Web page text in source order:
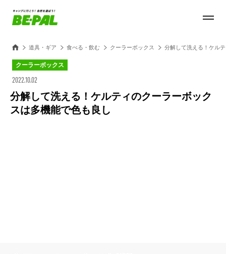
道具・ギア 食べる・飲む クーラーボックス 分解して洗える！ケル
クーラーボックス
2022.10.02
分解して洗える！ケルティのクーラーボック
スは多機能で色も良し